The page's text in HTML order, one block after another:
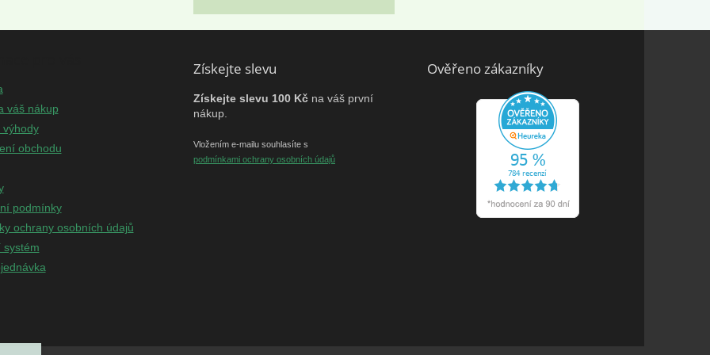
váš nákup
obchodu
podmínky
ochrany osobních údajů
systém
Získejte slevu
Získejte slevu 100 Kč na váš první
nákup.
Vložením e-mailu souhlasíte s
podmínkami ochrany osobních údajů
Ověřeno zákazníky